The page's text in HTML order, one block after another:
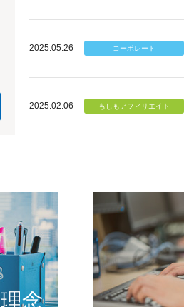
2025.05.26
2025.02.06
理念
個のチカラ
もしもが描く未来の形とは